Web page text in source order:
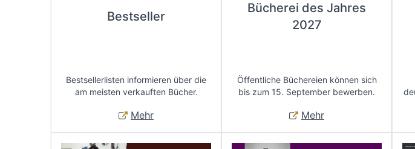
Bestseller
Bestsellerlisten informieren über die
am meisten verkauften Bücher.
Mehr
Bücherei des Jahres
2027
Öffentliche Büchereien können sich
bis zum 15. September bewerben.
Mehr